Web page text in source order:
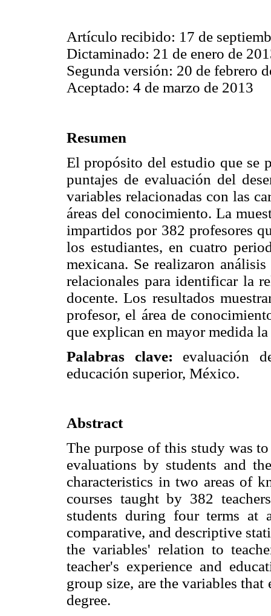
Artículo recibido: 17 de
Dictaminado: 21 de enero de
Segunda versión: 20 de febrero
Aceptado: 4 de marzo de 2013
Resumen
El propósito del estudio que se
puntajes de evaluación del
variables relacionadas con las
áreas del conocimiento. La
impartidos por 382 profesores
los estudiantes, en cuatro
mexicana. Se realizaron
relacionales para identificar la
docente. Los resultados
profesor, el área de
que explican en mayor medida
Palabras clave: evaluación
educación superior, México.
Abstract
The purpose of this study was
evaluations by students and
characteristics in two areas of
courses taught by 382
students during four terms at
comparative, and descriptive
the variables' relation to
teacher's experience and
group size, are the variables that
degree.